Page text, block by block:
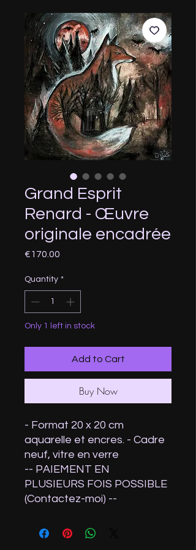
Grand Esprit
Renard - Œuvre
originale encadrée
€170.00
Quantity *
Only 1 left in stock
Add to Cart
Buy Now
- Format 20 x 20 cm
aquarelle et encres. - Cadre
neuf, vitre en verre
-- PAIEMENT EN
PLUSIEURS FOIS POSSIBLE
(Contactez-moi) --